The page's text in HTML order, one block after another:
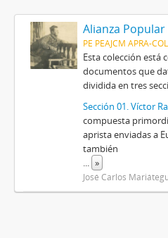
PE PEAJCM APRA-
Esta colección está
documentos que
dividida en tres
Sección 01. Víctor
compuesta
aprista enviadas a
también
... »
José Carlos